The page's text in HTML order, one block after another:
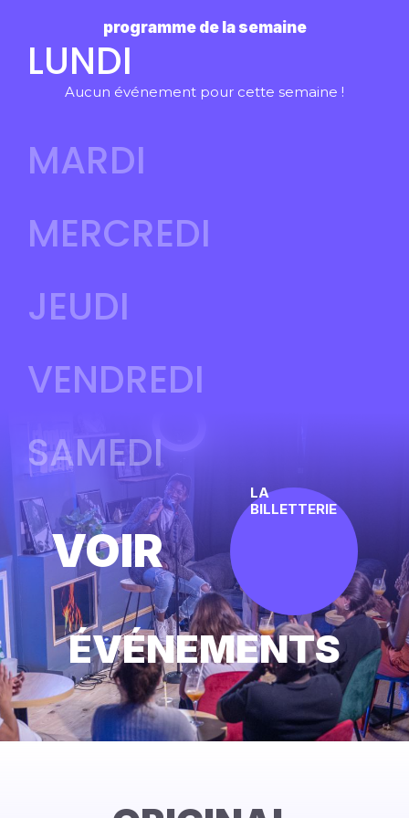
programme de la semaine
LUNDI
SAMEDI
VOIR
ÉVÉNEMENTS